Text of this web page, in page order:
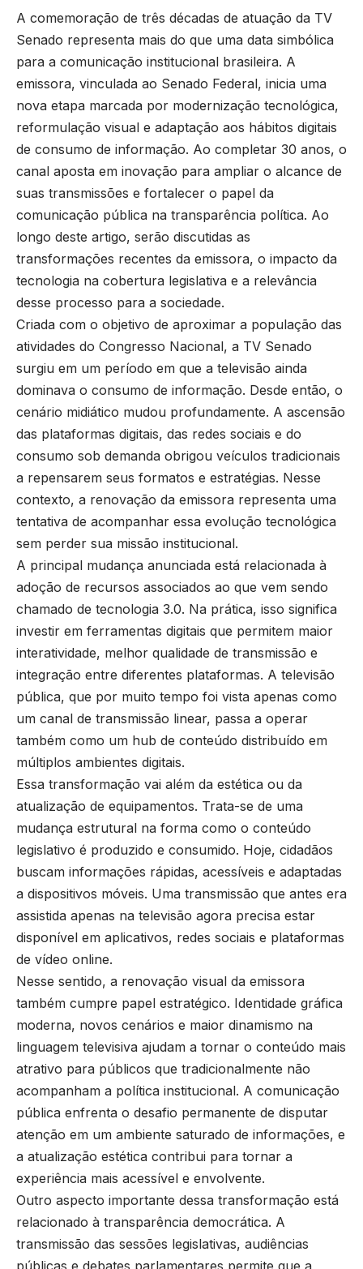
A comemoração de três décadas de atuação da TV
Senado representa mais do que uma data simbólica
para a comunicação institucional brasileira. A
emissora, vinculada ao Senado Federal, inicia uma
nova etapa marcada por modernização tecnológica,
reformulação visual e adaptação aos hábitos digitais
de consumo de informação. Ao completar 30 anos, o
canal aposta em inovação para ampliar o alcance de
suas transmissões e fortalecer o papel da
comunicação pública na transparência política. Ao
longo deste artigo, serão discutidas as
transformações recentes da emissora, o impacto da
tecnologia na cobertura legislativa e a relevância
desse processo para a sociedade.
Criada com o objetivo de aproximar a população das
atividades do Congresso Nacional, a TV Senado
surgiu em um período em que a televisão ainda
dominava o consumo de informação. Desde então, o
cenário midiático mudou profundamente. A ascensão
das plataformas digitais, das redes sociais e do
consumo sob demanda obrigou veículos tradicionais
a repensarem seus formatos e estratégias. Nesse
contexto, a renovação da emissora representa uma
tentativa de acompanhar essa evolução tecnológica
sem perder sua missão institucional.
A principal mudança anunciada está relacionada à
adoção de recursos associados ao que vem sendo
chamado de tecnologia 3.0. Na prática, isso significa
investir em ferramentas digitais que permitem maior
interatividade, melhor qualidade de transmissão e
integração entre diferentes plataformas. A televisão
pública, que por muito tempo foi vista apenas como
um canal de transmissão linear, passa a operar
também como um hub de conteúdo distribuído em
múltiplos ambientes digitais.
Essa transformação vai além da estética ou da
atualização de equipamentos. Trata-se de uma
mudança estrutural na forma como o conteúdo
legislativo é produzido e consumido. Hoje, cidadãos
buscam informações rápidas, acessíveis e adaptadas
a dispositivos móveis. Uma transmissão que antes era
assistida apenas na televisão agora precisa estar
disponível em aplicativos, redes sociais e plataformas
de vídeo online.
Nesse sentido, a renovação visual da emissora
também cumpre papel estratégico. Identidade gráfica
moderna, novos cenários e maior dinamismo na
linguagem televisiva ajudam a tornar o conteúdo mais
atrativo para públicos que tradicionalmente não
acompanham a política institucional. A comunicação
pública enfrenta o desafio permanente de disputar
atenção em um ambiente saturado de informações, e
a atualização estética contribui para tornar a
experiência mais acessível e envolvente.
Outro aspecto importante dessa transformação está
relacionado à transparência democrática. A
transmissão das sessões legislativas, audiências
públicas e debates parlamentares permite que a